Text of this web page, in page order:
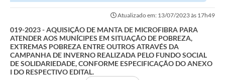
Atualizado em: 13/07/2023 às 17h49
019-2023 - AQUISIÇÃO DE MANTA DE MICROFIBRA PARA
ATENDER AOS MUNÍCIPES EM SITUAÇÃO DE POBREZA,
EXTREMAS POBREZA ENTRE OUTROS ATRAVÉS DA
CAMPANHA DE INVERNO REALIZADA PELO FUNDO SOCIAL
DE SOLIDARIEDADE, CONFORME ESPECIFICAÇÃO DO ANEXO
I DO RESPECTIVO EDITAL.